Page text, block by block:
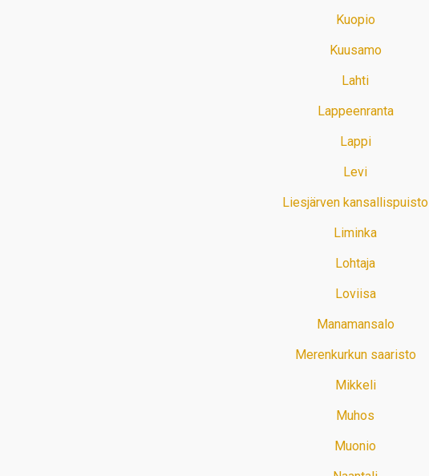
Kuopio
Kuusamo
Lahti
Lappeenranta
Lappi
Levi
Liesjärven kansallispuisto
Liminka
Lohtaja
Loviisa
Manamansalo
Merenkurkun saaristo
Mikkeli
Muhos
Muonio